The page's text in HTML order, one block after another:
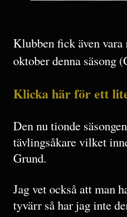
Klubben fick även
oktober denna säsong
Klicka här för ett
Den nu tionde
tävlingsåkare vilket
Grund.
Jag vet också att man
tyvärr så har jag inte